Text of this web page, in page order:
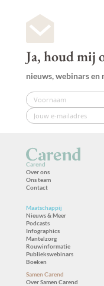
Ja, houd mij
nieuws, webinars en
Carend
Over ons
Ons team
Contact
Maatschappij
Nieuws & Meer
Podcasts
Infographics
Mantelzorg
Rouwinformatie
Publiekswebinars
Boeken
Samen Carend
Over Samen Carend